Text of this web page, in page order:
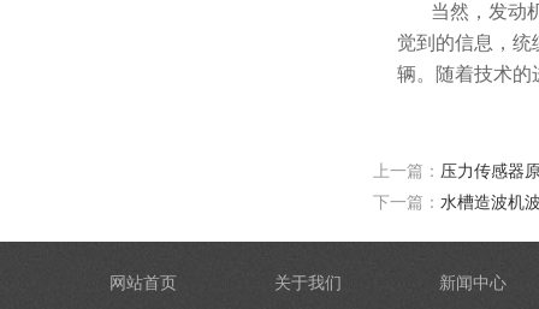
当然，发动
觉到的信息，统
辆。随着技术的
上一篇： 压力传感器
下一篇： 水槽造波机
网站首页 关于我们 新闻中心